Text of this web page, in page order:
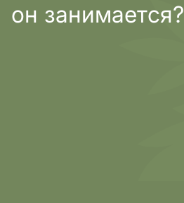
он занимается?